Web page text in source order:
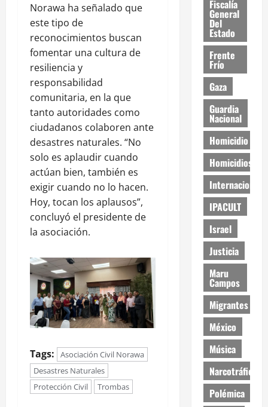
Norawa ha señalado que
este tipo de
reconocimientos buscan
fomentar una cultura de
resiliencia y
responsabilidad
comunitaria, en la que
tanto autoridades como
ciudadanos colaboren ante
desastres naturales. “No
solo es aplaudir cuando
actúan bien, también es
exigir cuando no lo hacen.
Hoy, tocan los aplausos”,
concluyó el presidente de
la asociación.
Tags:
Asociación Civil Norawa
Desastres Naturales
Protección Civil
Trombas
Fiscalía
General
Del
Estado
Frente
Frío
Gaza
Guardia
Nacional
Homicidio
Homicidios
Internacional
IPACULT
Israel
Justicia
Maru
Campos
Migrantes
México
Música
Narcotráfico
Polémica